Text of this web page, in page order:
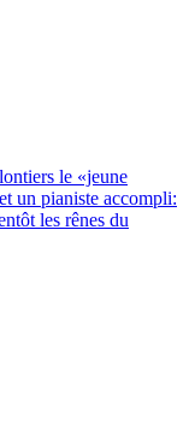
le «jeune
un pianiste accompli:
les rênes du